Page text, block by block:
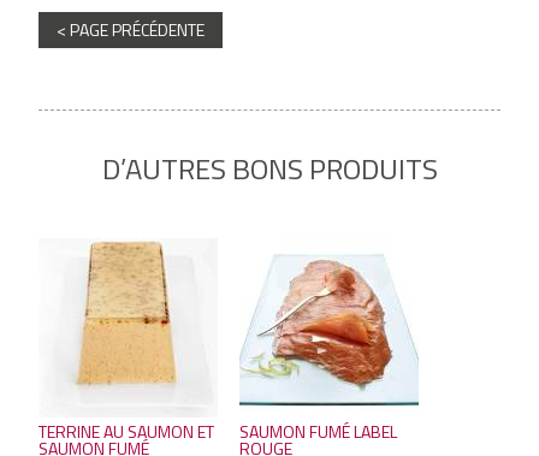
< PAGE PRÉCÉDENTE
D’AUTRES BONS PRODUITS
TERRINE AU SAUMON ET
SAUMON FUMÉ
SAUMON FUMÉ LABEL
ROUGE